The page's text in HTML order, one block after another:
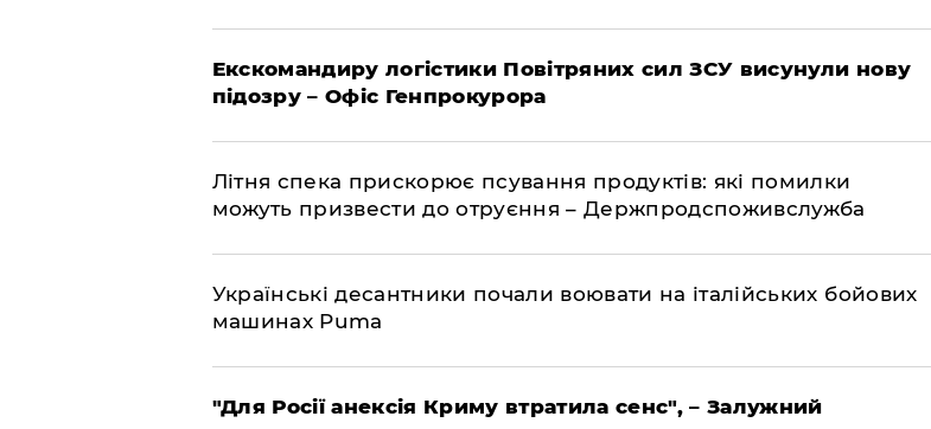
Екскомандиру логістики Повітряних сил ЗСУ висунули нову
підозру – Офіс Генпрокурора
Літня спека прискорює псування продуктів: які помилки
можуть призвести до отруєння – Держпродспоживслужба
Українські десантники почали воювати на італійських бойових
машинах Puma
"Для Росії анексія Криму втратила сенс", – Залужний